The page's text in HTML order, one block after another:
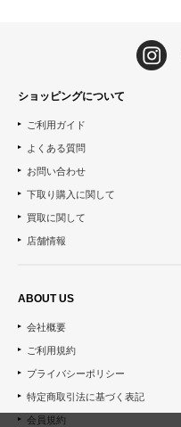
ショッピングについて
ご利用ガイド
よくある質問
お問い合わせ
下取り購入に関して
買取に関して
店舗情報
ABOUT US
会社概要
ご利用規約
プライバシーポリシー
特定商取引法に基づく表記
会員規約